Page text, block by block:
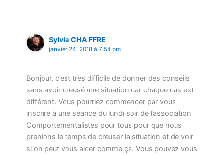
Sylvie CHAIFFRE
janvier 24, 2018 à 7:54 pm
Bonjour, c’est très difficile de donner des conseils
sans avoir creusé une situation car chaque cas est
différent. Vous pourriez commencer par vous
inscrire à une séance du lundi soir de l’association
Comportementalistes pour tous pour que nous
prenions le temps de creuser la situation et de voir
si on peut vous aider comme ça. Vous pouvez vous